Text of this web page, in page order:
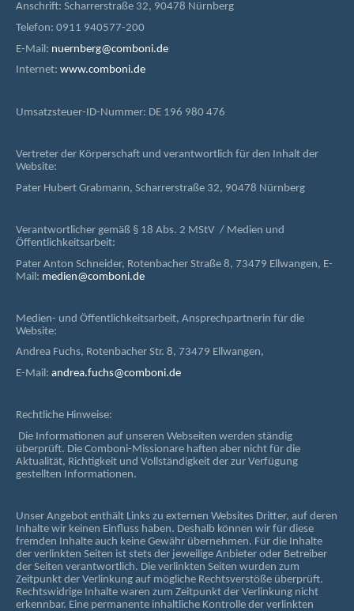
Anschrift: Scharrerstraße 32, 90478 Nürnberg
Telefon: 0911 940577-200
E-Mail: nuernberg@comboni.de
Internet: www.comboni.de
Umsatzsteuer-ID-Nummer: DE 196 980 476
Vertreter der Körperschaft und verantwortlich für den Inhalt der
Website:
Pater Hubert Grabmann, Scharrerstraße 32, 90478 Nürnberg
Verantwortlicher gemäß § 18 Abs. 2 MStV / Medien und
Öffentlichkeitsarbeit:
Pater Anton Schneider, Rotenbacher Straße 8, 73479 Ellwangen, E-
Mail: medien@comboni.de
Medien- und Öffentlichkeitsarbeit, Ansprechpartnerin für die
Website:
Andrea Fuchs, Rotenbacher Str. 8, 73479 Ellwangen,
E-Mail: andrea.fuchs@comboni.de
Rechtliche Hinweise:
Die Informationen auf unseren Webseiten werden ständig
überprüft. Die Comboni-Missionare haften aber nicht für die
Aktualität, Richtigkeit und Vollständigkeit der zur Verfügung
gestellten Informationen.
Unser Angebot enthält Links zu externen Websites Dritter, auf deren
Inhalte wir keinen Einfluss haben. Deshalb können wir für diese
fremden Inhalte auch keine Gewähr übernehmen. Für die Inhalte
der verlinkten Seiten ist stets der jeweilige Anbieter oder Betreiber
der Seiten verantwortlich. Die verlinkten Seiten wurden zum
Zeitpunkt der Verlinkung auf mögliche Rechtsverstöße überprüft.
Rechtswidrige Inhalte waren zum Zeitpunkt der Verlinkung nicht
erkennbar. Eine permanente inhaltliche Kontrolle der verlinkten